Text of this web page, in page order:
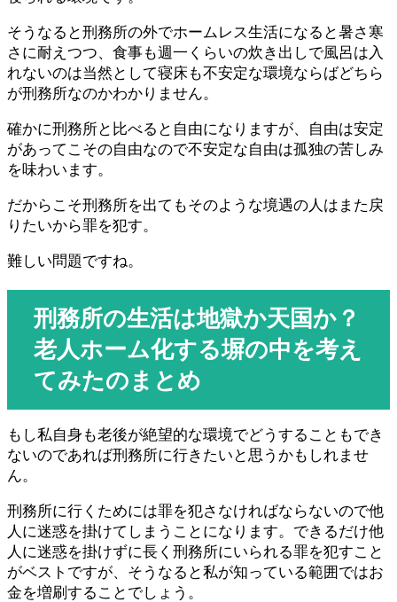
そうなると刑務所の外でホームレス生活になると暑さ寒
さに耐えつつ、食事も週一くらいの炊き出しで風呂は入
れないのは当然として寝床も不安定な環境ならばどちら
が刑務所なのかわかりません。
確かに刑務所と比べると自由になりますが、自由は安定
があってこその自由なので不安定な自由は孤独の苦しみ
を味わいます。
だからこそ刑務所を出てもそのような境遇の人はまた戻
りたいから罪を犯す。
難しい問題ですね。
刑務所の生活は地獄か天国か？
老人ホーム化する塀の中を考え
てみたのまとめ
もし私自身も老後が絶望的な環境でどうすることもでき
ないのであれば刑務所に行きたいと思うかもしれませ
ん。
刑務所に行くためには罪を犯さなければならないので他
人に迷惑を掛けてしまうことになります。できるだけ他
人に迷惑を掛けずに長く刑務所にいられる罪を犯すこと
がベストですが、そうなると私が知っている範囲ではお
金を増刷することでしょう。